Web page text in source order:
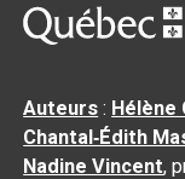
Auteurs : Hélène
Chantal‑Édith
Nadine Vincent,